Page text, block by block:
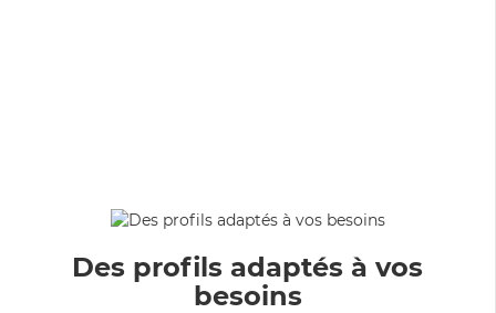
Des profils adaptés à vos
besoins